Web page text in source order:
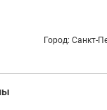
Город: Санкт-